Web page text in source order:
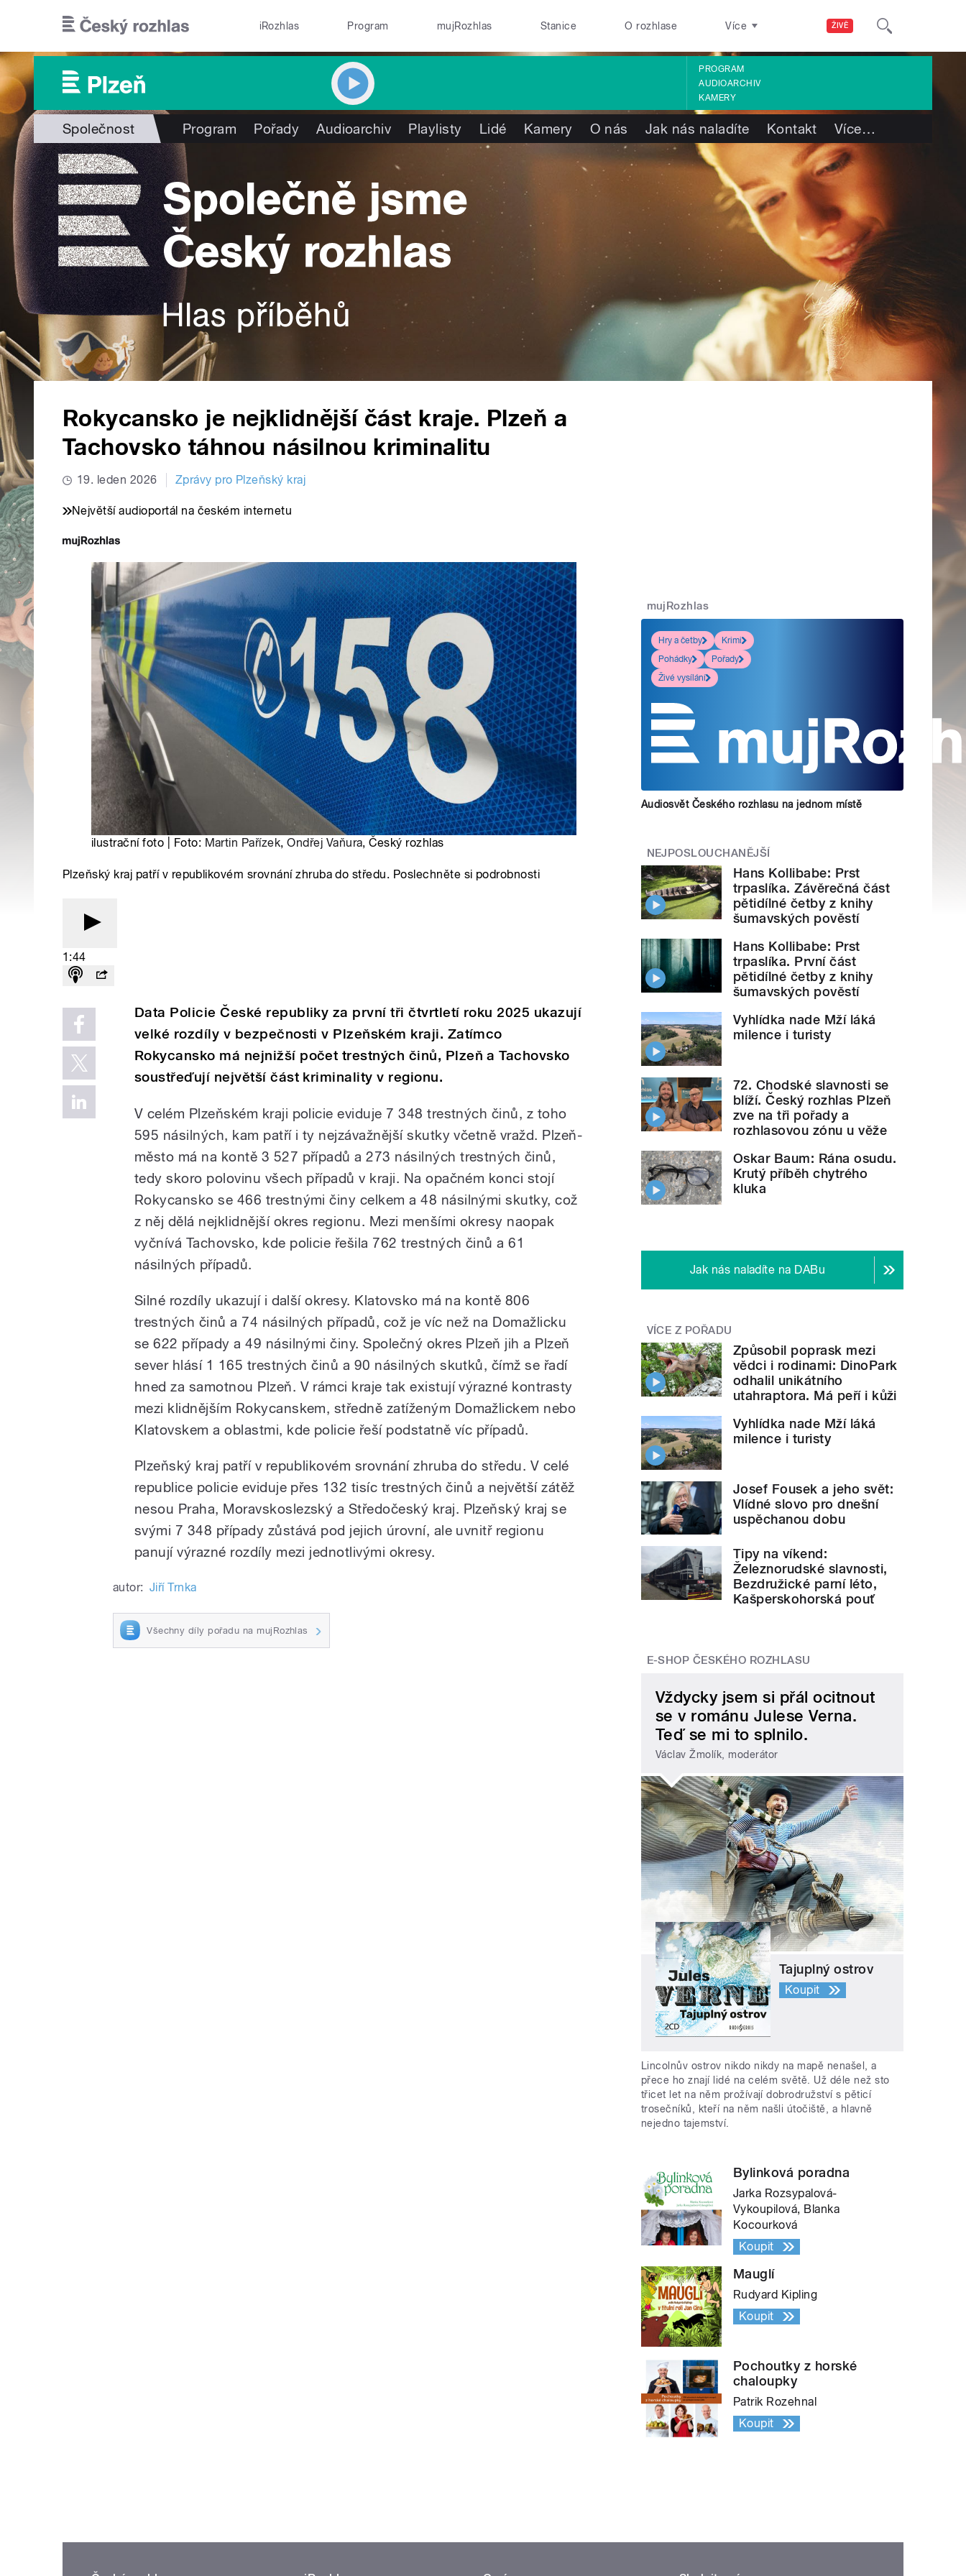
ŽIVĚ
iRozhlas Program mujRozhlas Stanice O rozhlase Více
PROGRAM
AUDIOARCHIV
KAMERY
Společnost Program Pořady Audioarchiv Playlisty Lidé Kamery O nás Jak nás naladíte Kontakt Více…
Rokycansko je nejklidnější část kraje. Plzeň a
Tachovsko táhnou násilnou kriminalitu
19. leden 2026 Zprávy pro Plzeňský kraj
Největší audioportál na českém internetu
ilustrační foto | Foto: Martin Pařízek,Ondřej Vaňura, Český rozhlas
Plzeňský kraj patří v republikovém srovnání zhruba do středu. Poslechněte si podrobnosti
1:44
Data Policie České republiky za první tři čtvrtletí roku 2025 ukazují
velké rozdíly v bezpečnosti v Plzeňském kraji. Zatímco
Rokycansko má nejnižší počet trestných činů, Plzeň a Tachovsko
soustřeďují největší část kriminality v regionu.
V celém Plzeňském kraji policie eviduje 7 348 trestných činů, z toho
595 násilných, kam patří i ty nejzávažnější skutky včetně vražd. Plzeň-
město má na kontě 3 527 případů a 273 násilných trestných činů,
tedy skoro polovinu všech případů v kraji. Na opačném konci stojí
Rokycansko se 466 trestnými činy celkem a 48 násilnými skutky, což
z něj dělá nejklidnější okres regionu. Mezi menšími okresy naopak
vyčnívá Tachovsko, kde policie řešila 762 trestných činů a 61
násilných případů.
Silné rozdíly ukazují i další okresy. Klatovsko má na kontě 806
trestných činů a 74 násilných případů, což je víc než na Domažlicku
se 622 případy a 49 násilnými činy. Společný okres Plzeň jih a Plzeň
sever hlásí 1 165 trestných činů a 90 násilných skutků, čímž se řadí
hned za samotnou Plzeň. V rámci kraje tak existují výrazné kontrasty
mezi klidnějším Rokycanskem, středně zatíženým Domažlickem nebo
Klatovskem a oblastmi, kde policie řeší podstatně víc případů.
Plzeňský kraj patří v republikovém srovnání zhruba do středu. V celé
republice policie eviduje přes 132 tisíc trestných činů a největší zátěž
nesou Praha, Moravskoslezský a Středočeský kraj. Plzeňský kraj se
svými 7 348 případy zůstává pod jejich úrovní, ale uvnitř regionu
panují výrazné rozdíly mezi jednotlivými okresy.
autor: Jiří Trnka
Všechny díly pořadu na mujRozhlas
mujRozhlas
Hry a četby
Krimi
Pohádky
Pořady
Živé vysílání
Audiosvět Českého rozhlasu na jednom místě
NEJPOSLOUCHANĚJŠÍ
Hans Kollibabe: Prst
trpaslíka. Závěrečná část
pětidílné četby z knihy
šumavských pověstí
Hans Kollibabe: Prst
trpaslíka. První část
pětidílné četby z knihy
šumavských pověstí
Vyhlídka nade Mží láká
milence i turisty
72. Chodské slavnosti se
blíží. Český rozhlas Plzeň
zve na tři pořady a
rozhlasovou zónu u věže
Oskar Baum: Rána osudu.
Krutý příběh chytrého
kluka
Jak nás naladíte na DABu
VÍCE Z POŘADU
Způsobil poprask mezi
vědci i rodinami: DinoPark
odhalil unikátního
utahraptora. Má peří i kůži
Vyhlídka nade Mží láká
milence i turisty
Josef Fousek a jeho svět:
Vlídné slovo pro dnešní
uspěchanou dobu
Tipy na víkend:
Železnorudské slavnosti,
Bezdružické parní léto,
Kašperskohorská pouť
E-SHOP ČESKÉHO ROZHLASU
Vždycky jsem si přál ocitnout
se v románu Julese Verna.
Teď se mi to splnilo.
Václav Žmolík, moderátor
Tajuplný ostrov
Koupit
Lincolnův ostrov nikdo nikdy na mapě nenašel, a
přece ho znají lidé na celém světě. Už déle než sto
třicet let na něm prožívají dobrodružství s pěticí
trosečníků, kteří na něm našli útočiště, a hlavně
nejedno tajemství.
Bylinková poradna
Jarka Rozsypalová-
Vykoupilová, Blanka
Kocourková
Koupit
Mauglí
Rudyard Kipling
Koupit
Pochoutky z horské
chaloupky
Patrik Rozehnal
Koupit